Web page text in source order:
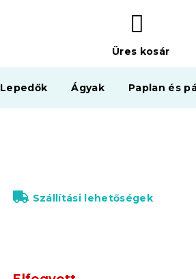
KOSÁR
Üres kosár
Lepedők Ágyak Paplan és
Szállítási lehetőségek